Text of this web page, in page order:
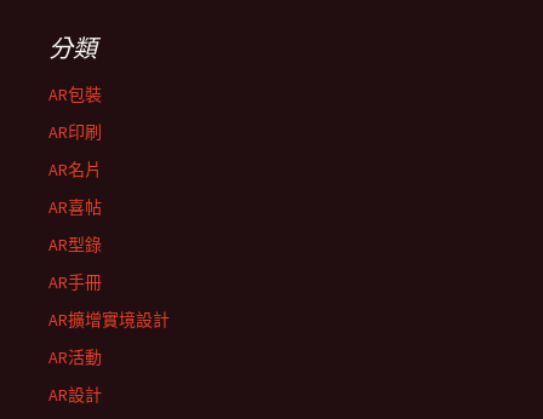
分類
AR包裝
AR印刷
AR名片
AR喜帖
AR型錄
AR手冊
AR擴增實境設計
AR活動
AR設計